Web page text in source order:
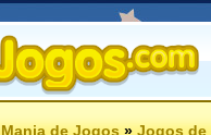
Mania de Jogos»Jogos de